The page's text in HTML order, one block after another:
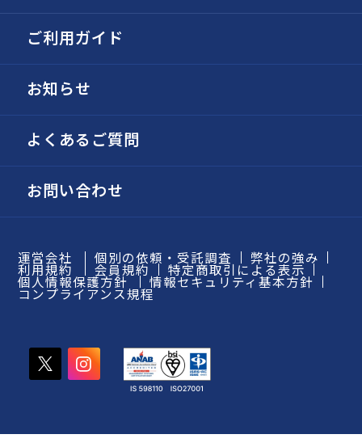
ご利用ガイド
お知らせ
よくあるご質問
お問い合わせ
運営会社 個別の依頼・受託調査 弊社の強み
利用規約 会員規約 特定商取引による表示
個人情報保護方針 情報セキュリティ基本方針
コンプライアンス規程